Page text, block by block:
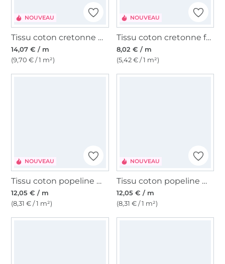
NOUVEAU
Tissu coton cretonne Color Checks, rouge/rose fuchsia
14,07 € / m
(9,70 € / 1 m²)
NOUVEAU
Tissu coton cretonne fanion, chamois
8,02 € / m
(5,42 € / 1 m²)
NOUVEAU
Tissu coton popeline Ma Petite Fleur, bleu-gris
12,05 € / m
(8,31 € / 1 m²)
NOUVEAU
Tissu coton popeline Ma Petite Fleur, blanc cassé
12,05 € / m
(8,31 € / 1 m²)